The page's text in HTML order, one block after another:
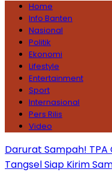
Home
Info Banten
Nasional
Politik
Ekonomi
Lifestyle
Entertainment
Sport
Internasional
Pers Rilis
Video
Darurat Sampah! TPA
Tangsel Siap Kirim